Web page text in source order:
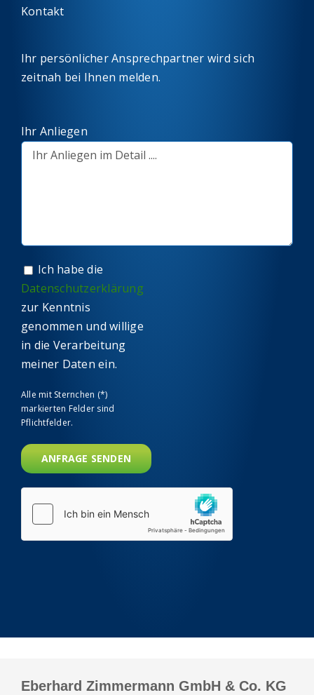
Kontakt
Ihr persönlicher Ansprechpartner wird sich
zeitnah bei Ihnen melden.
Ihr Anliegen
Ich habe die
Datenschutzerklärung
zur Kenntnis
genommen und willige
in die Verarbeitung
meiner Daten ein.
Alle mit Sternchen (*)
markierten Felder sind
Pflichtfelder.
Eberhard Zimmermann GmbH & Co. KG